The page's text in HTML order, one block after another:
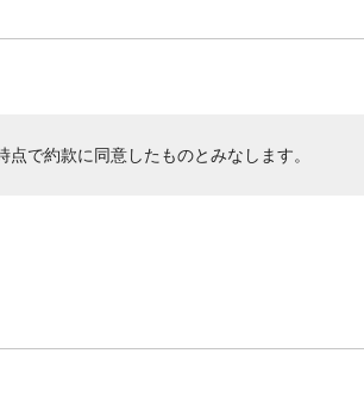
で約款に同意したものとみなします。